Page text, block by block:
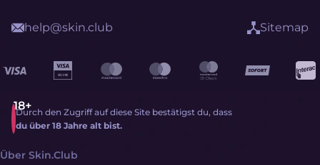
Durch den Zugriff auf diese Site bestätigst du, dass
du über 18 Jahre alt bist.
help@skin.club Sitemap
Über Skin.Club